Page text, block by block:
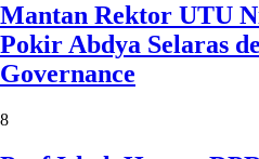
Mantan Rektor UTU
Pokir Abdya Selaras
Governance
8